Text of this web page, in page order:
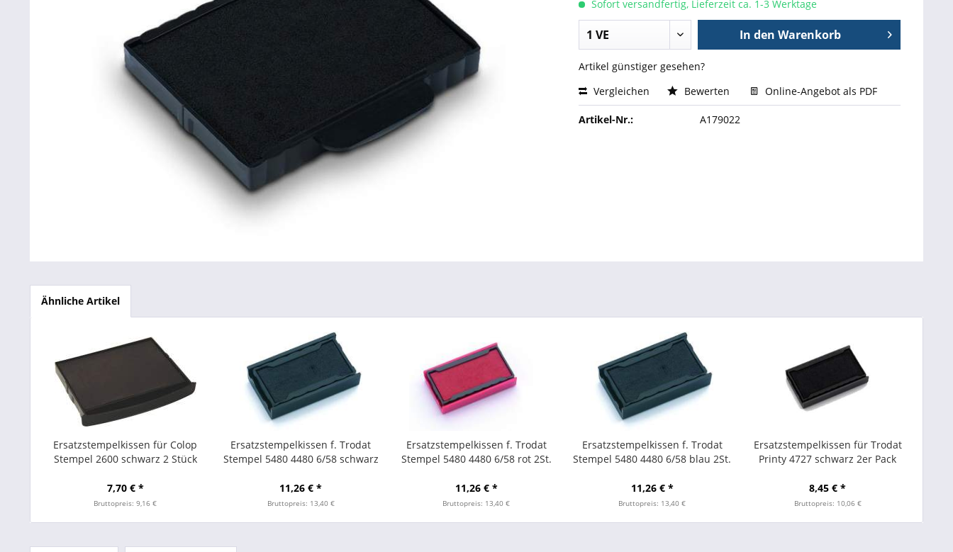
Betriebsausstattung & Lagerausstattung
Tragetaschen & Geschenkverpackungen
Sofort versandfertig, Lieferzeit ca. 1-3 Werktage
In den Warenkorb
Artikel günstiger gesehen?
Vergleichen
Bewerten Online-Angebot als PDF
Artikel-Nr.: A179022
Ähnliche Artikel
Ersatzstempelkissen für Colop
Stempel 2600 schwarz 2 Stück
7,70 € *
Bruttopreis: 9,16 €
Ersatzstempelkissen f. Trodat
Stempel 5480 4480 6/58 schwarz
11,26 € *
Bruttopreis: 13,40 €
Ersatzstempelkissen f. Trodat
Stempel 5480 4480 6/58 rot 2St.
11,26 € *
Bruttopreis: 13,40 €
Ersatzstempelkissen f. Trodat
Stempel 5480 4480 6/58 blau 2St.
11,26 € *
Bruttopreis: 13,40 €
Ersatzstempelkissen für Trodat
Printy 4727 schwarz 2er Pack
8,45 € *
Bruttopreis: 10,06 €